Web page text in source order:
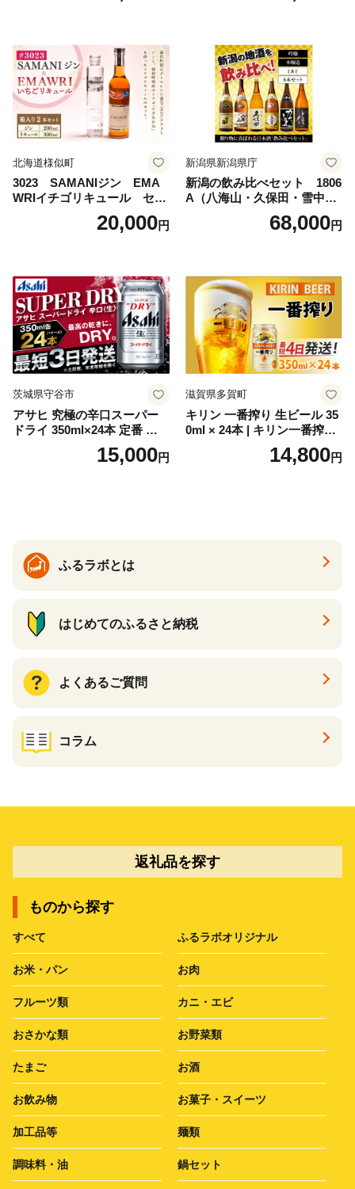
uper dry 11回 缶ビール 缶 ギ
フト 内祝い 茨城県守谷市 送
料無料
北海道様似町
3023 SAMANIジン EMA
WRIイチゴリキュール セッ
ト（箱入り）【大人の味 酒
お酒 洋酒 スピリッツ クラフ
セット 詰め合わせ カクテル
ソーダ割り アルコール ロッ
ク ソーダ ジントニック 】
20,000円
新潟県新潟県庁
新潟の飲み比べセット 1806
A（八海山・久保田・雪中
梅・越乃寒梅・かたふね・千
68,000円
茨城県守谷市
アサヒ 究極の辛口スーパー
ドライ 350ml×24本 定番 ビー
ル 缶ビール 酒 お酒 アルコー
15,000円
滋賀県多賀町
キリン 一番搾り 生ビール 35
0ml × 24本 | キリン一番搾り
キリンビール 一番搾り ビー
ル 24缶 きりんいちばんしぼ
14,800円
ふるラボとは
はじめてのふるさと納税
よくあるご質問
コラム
返礼品を探す
ものから探す
すべて ふるラボオリジナル
お米・パン お肉
フルーツ類 カニ・エビ
おさかな類 お野菜類
たまご お酒
お飲み物 お菓子・スイーツ
加工品等 麺類
調味料・油 鍋セット